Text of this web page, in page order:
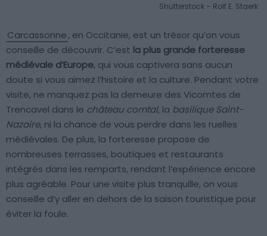
Shutterstock – Rolf E. Staerk
Carcassonne, en Occitanie, est un trésor qu’on vous
conseille de découvrir. C’est la plus grande forteresse
médiévale d’Europe, qui vous captivera sans aucun
doute si vous aimez l’histoire et la culture. Pendant votre
visite, ne manquez pas la demeure des Vicomtes de
Trencavel dans le château comtal, la basilique Saint-
Nazaire, ni la chance de vous perdre dans les ruelles
médiévales. De plus, la forteresse propose de
nombreuses terrasses, boutiques et restaurants
intégrés dans les remparts, rendant l’expérience encore
plus agréable. Pour une visite plus tranquille, on vous
conseille d’y aller en dehors de la saison touristique pour
éviter la foule.